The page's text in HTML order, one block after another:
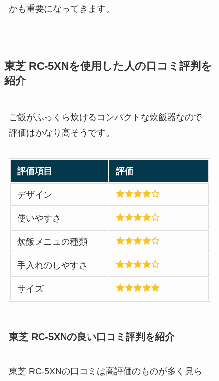
かも重要になってきます。
東芝 RC-5XNを使用した人の口コミ評判を
紹介
ご飯がふっくら炊けるコンパクトな炊飯器なので
評価はかなり高そうです。
評価項目 評価
デザイン
使いやすさ
炊飯メニュの種類
手入れのしやすさ
サイズ
東芝 RC-5XNの良い口コミ評判を紹介
東芝 RC-5XNの口コミは高評価のものが多く見ら